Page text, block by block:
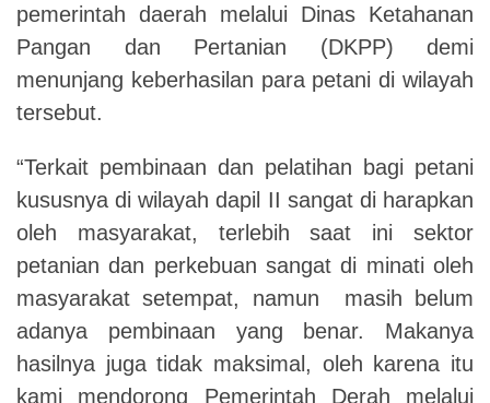
pemerintah daerah melalui Dinas Ketahanan
Pangan dan Pertanian (DKPP) demi
menunjang keberhasilan para petani di wilayah
tersebut.
“Terkait pembinaan dan pelatihan bagi petani
kususnya di wilayah dapil II sangat di harapkan
oleh masyarakat, terlebih saat ini sektor
petanian dan perkebuan sangat di minati oleh
masyarakat setempat, namun masih belum
adanya pembinaan yang benar. Makanya
hasilnya juga tidak maksimal, oleh karena itu
kami mendorong Pemerintah Derah melalui